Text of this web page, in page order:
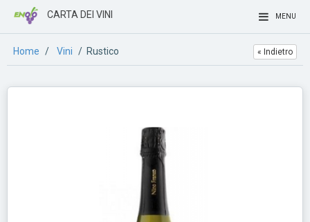
MENU
CARTA DEI VINI
Home / Vini / Rustico « Indietro